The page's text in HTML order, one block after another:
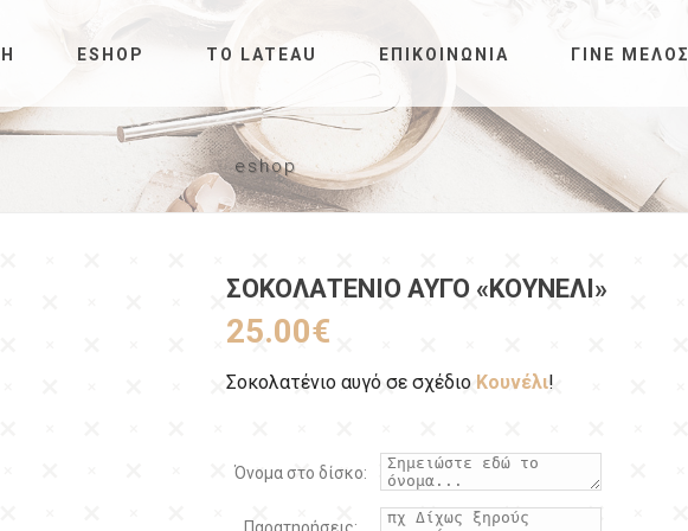
ESHOP ΤΟ LATEAU ΕΠΙΚΟΙΝΩΝΊΑ ΓΊΝΕ ΜΈΛΟΣ
eshop
ΣΟΚΟΛΑΤΈΝΙΟ ΑΥΓΌ «ΚΟΥΝΈΛΙ»
25.00€
Σοκολατένιο αυγό σε σχέδιο Κουνέλι!
Όνομα στο δίσκο: